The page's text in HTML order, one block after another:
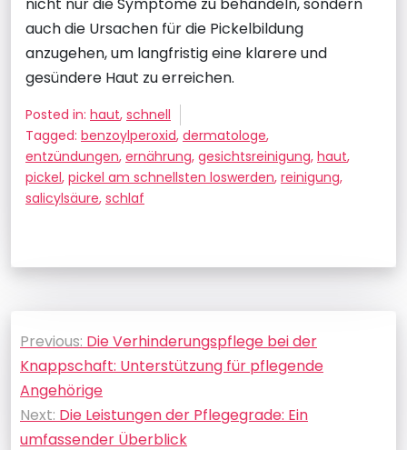
auch die Ursachen für die Pickelbildung
anzugehen, um langfristig eine klarere und
gesündere Haut zu erreichen.
Posted in: haut, schnell
Tagged: benzoylperoxid, dermatologe,
entzündungen, ernährung, gesichtsreinigung, haut,
pickel, pickel am schnellsten loswerden, reinigung,
salicylsäure, schlaf
Beitragsnavigation
Previous: Die Verhinderungspflege bei der
Knappschaft: Unterstützung für pflegende
Angehörige
Next: Die Leistungen der Pflegegrade: Ein
umfassender Überblick